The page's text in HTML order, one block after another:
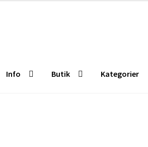
Info Butik Kategorier